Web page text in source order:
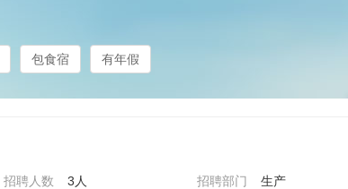
包食宿 有年假
招聘人数 3人 招聘部门 生产